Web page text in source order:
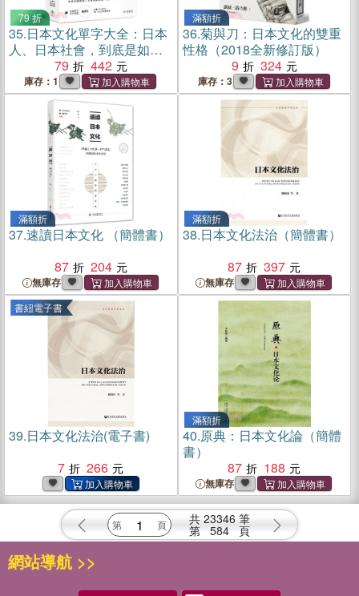
79 折
35.日本文化單字大全：日本
人、日本社會，到底是如
79 442
庫存：1
滿額折
36.菊與刀：日本文化的雙重
性格（2018全新修訂版）
9
324
庫存：3
滿額折
37.速讀日本文化 （簡體書）
87
204
無庫存
滿額折
38.日本文化法治（簡體書）
87
397
無庫存
書紐電子書
39.日本文化法治(電子書)
7
266
滿額折
40.原典：日本文化論（簡體
書）
87
188
無庫存
共 23346 筆
第 584 頁
網站導航 >>